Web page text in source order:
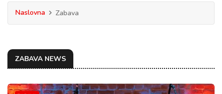
Naslovna Zabava
ZABAVA NEWS